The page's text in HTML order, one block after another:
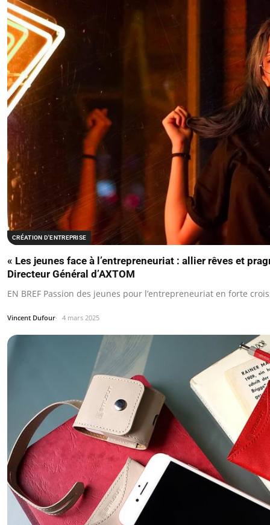
CRÉATION D'ENTREPRISE
« Les jeunes face à l’entrepreneuriat : allier rêves et
Directeur Général d’AXTOM
EN BREF Passion des jeunes pour l’entrepreneuriat en forte
Vincent Dufour 4 mars 2025